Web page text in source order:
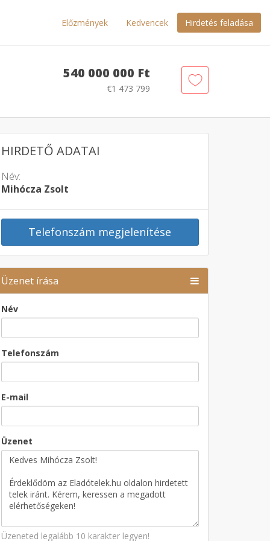
Előzmények Kedvencek Hirdetés feladása
540 000 000 Ft
€1 473 799
HIRDETŐ ADATAI
Név:
Mihócza Zsolt
Telefonszám megjelenítése
Üzenet írása
Név
Telefonszám
E-mail
Üzenet
Üzeneted legalább 10 karakter legyen!